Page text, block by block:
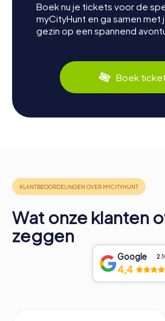
Boek nu je tickets voor de
myCityHunt en ga samen met
gezin op een spannend
Boek
Wat onze klanten
zeggen
Google
4,4